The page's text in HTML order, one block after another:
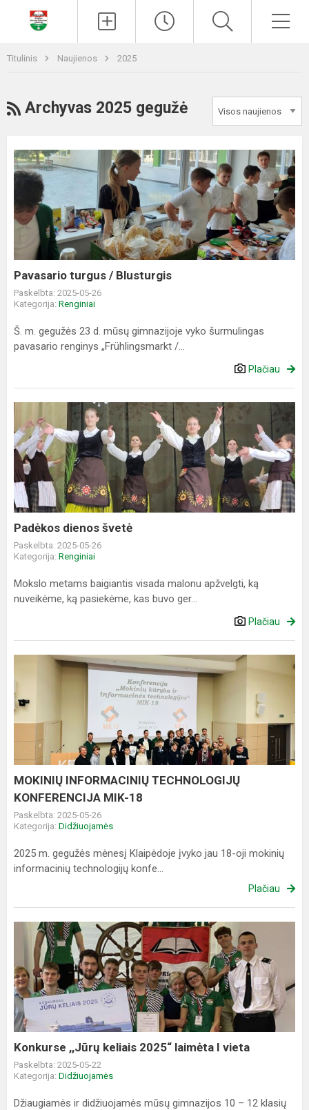
Titulinis Naujienos 2025
RSS
Archyvas 2025 gegužė
Pavasario
turgus
Blusturgis
Pavasario turgus / Blusturgis
Paskelbta: 2025-05-26
Kategorija: Renginiai
Š. m. gegužės 23 d. mūsų gimnazijoje vyko šurmulingas
pavasario renginys „Frühlingsmarkt /...
Plačiau
dienos
švetė
Padėkos dienos švetė
Paskelbta: 2025-05-26
Kategorija: Renginiai
Mokslo metams baigiantis visada malonu apžvelgti, ką
nuveikėme, ką pasiekėme, kas buvo ger...
Plačiau
MOKINIŲ
INFORMACINIŲ
TECHNOLOGIJŲ
KONFERENCIJA
MIK-
MOKINIŲ INFORMACINIŲ TECHNOLOGIJŲ
KONFERENCIJA MIK-18
Paskelbta: 2025-05-26
Kategorija: Didžiuojamės
2025 m. gegužės mėnesį Klaipėdoje įvyko jau 18-oji mokinių
informacinių technologijų konfe...
Plačiau
Konkurse
,,Jūrų
keliais
2025“
laimėta
I
vieta
Konkurse ,,Jūrų keliais 2025“ laimėta I vieta
Paskelbta: 2025-05-22
Kategorija: Didžiuojamės
Džiaugiamės ir didžiuojamės mūsų gimnazijos 10 – 12 klasių